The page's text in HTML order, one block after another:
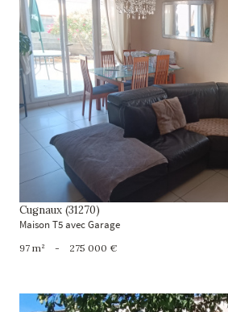
voir le bien
Cugnaux (31270)
Maison T5 avec Garage
97 m² - 275 000 €